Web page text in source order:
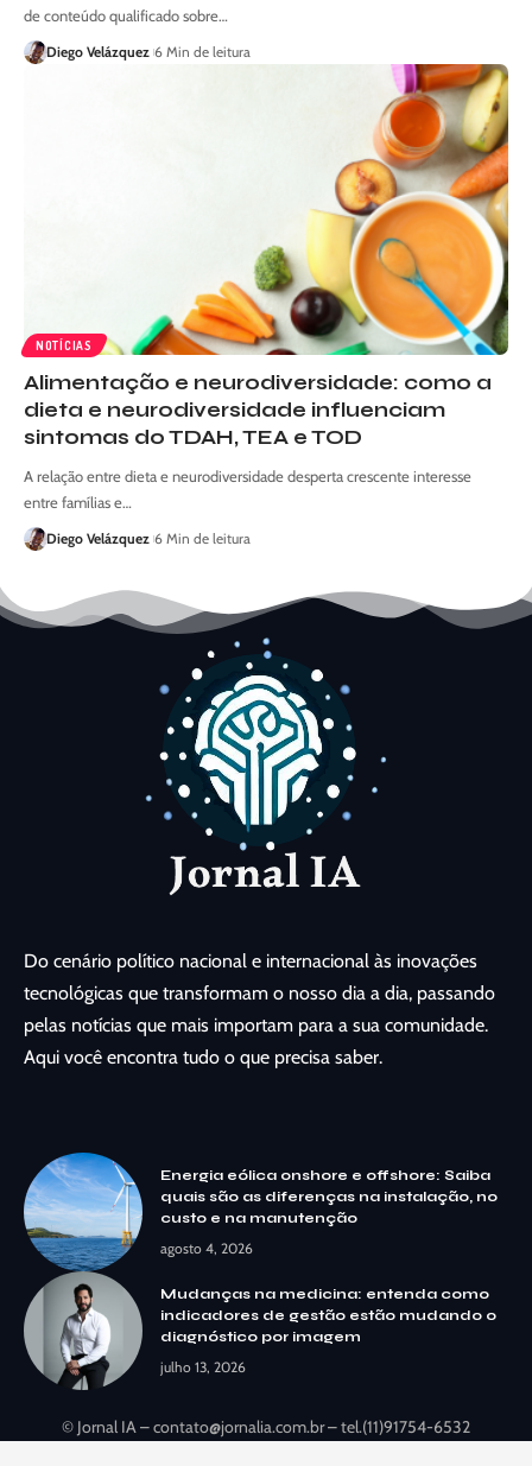
de conteúdo qualificado sobre…
Diego Velázquez 6 Min de leitura
NOTÍCIAS
Alimentação e neurodiversidade: como a
dieta e neurodiversidade influenciam
sintomas do TDAH, TEA e TOD
A relação entre dieta e neurodiversidade desperta crescente interesse
entre famílias e…
Diego Velázquez 6 Min de leitura
Do cenário político nacional e internacional às inovações
tecnológicas que transformam o nosso dia a dia, passando
pelas notícias que mais importam para a sua comunidade.
Aqui você encontra tudo o que precisa saber.
Energia eólica onshore e offshore: Saiba
quais são as diferenças na instalação, no
custo e na manutenção
agosto 4, 2026
Mudanças na medicina: entenda como
indicadores de gestão estão mudando o
diagnóstico por imagem
julho 13, 2026
© Jornal IA –contato@jornalia.com.br– tel.(11)91754-6532